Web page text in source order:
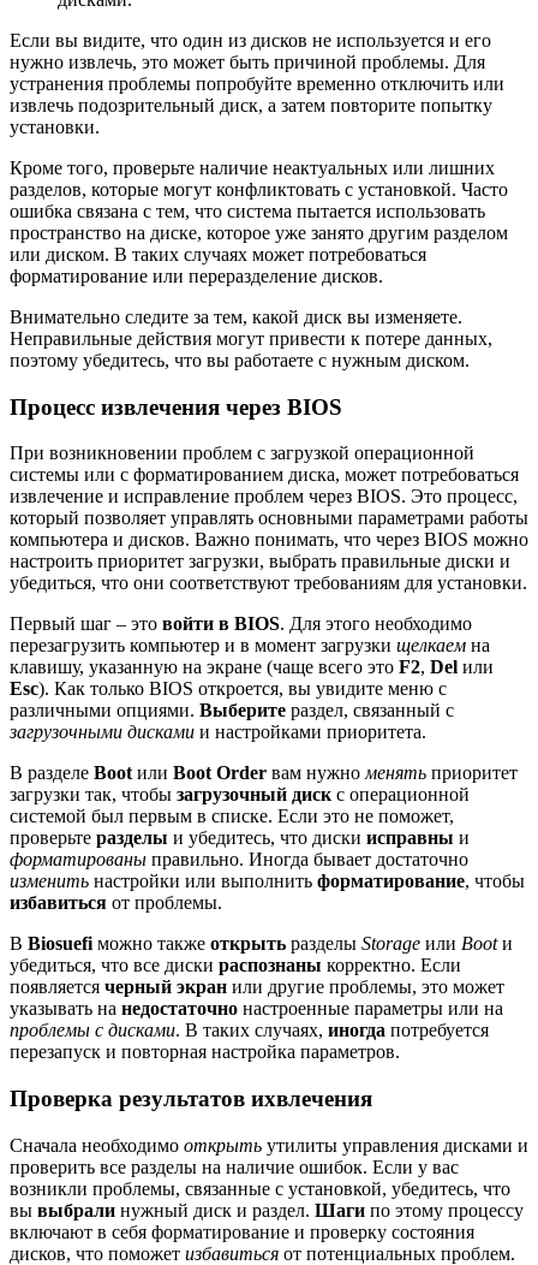
Если вы видите, что один из дисков не используется и его
нужно извлечь, это может быть причиной проблемы. Для
устранения проблемы попробуйте временно отключить или
извлечь подозрительный диск, а затем повторите попытку
установки.
Кроме того, проверьте наличие неактуальных или лишних
разделов, которые могут конфликтовать с установкой. Часто
ошибка связана с тем, что система пытается использовать
пространство на диске, которое уже занято другим разделом
или диском. В таких случаях может потребоваться
форматирование или переразделение дисков.
Внимательно следите за тем, какой диск вы изменяете.
Неправильные действия могут привести к потере данных,
поэтому убедитесь, что вы работаете с нужным диском.
Процесс извлечения через BIOS
При возникновении проблем с загрузкой операционной
системы или с форматированием диска, может потребоваться
извлечение и исправление проблем через BIOS. Это процесс,
который позволяет управлять основными параметрами работы
компьютера и дисков. Важно понимать, что через BIOS можно
настроить приоритет загрузки, выбрать правильные диски и
убедиться, что они соответствуют требованиям для установки.
Первый шаг – это войти в BIOS. Для этого необходимо
перезагрузить компьютер и в момент загрузки щелкаем на
клавишу, указанную на экране (чаще всего это F2, Del или
Esc). Как только BIOS откроется, вы увидите меню с
различными опциями. Выберите раздел, связанный с
загрузочными дисками и настройками приоритета.
В разделе Bootили Boot Order вам нужноменять приоритет
загрузки так, чтобы загрузочный дискс операционной
системой был первым в списке. Если это не поможет,
проверьте разделы и убедитесь, что диски исправны и
форматированы правильно. Иногда бывает достаточно
изменить настройки или выполнить форматирование, чтобы
избавиться от проблемы.
В Biosuefiможно также открыть разделы Storage или Bootи
убедиться, что все диски распознаны корректно. Если
появляется черный экран или другие проблемы, это может
указывать на недостаточно настроенные параметры или на
проблемы с дисками. В таких случаях, иногда потребуется
перезапуск и повторная настройка параметров.
Проверка результатов ихвлечения
Сначала необходимо открыть утилиты управления дисками и
проверить все разделы на наличие ошибок. Если у вас
возникли проблемы, связанные с установкой, убедитесь, что
вы выбрали нужный диск и раздел. Шаги по этому процессу
включают в себя форматирование и проверку состояния
дисков, что поможет избавиться от потенциальных проблем.